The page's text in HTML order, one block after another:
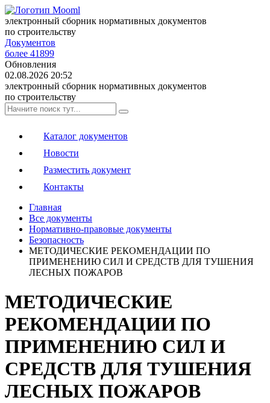
электронный сборник нормативных документов
по строительству
Документов
более 41899
Обновления
02.08.2026 20:52
электронный сборник нормативных документов
по строительству
Каталог документов
Новости
Разместить документ
Контакты
Главная
Все документы
Нормативно-правовые документы
Безопасность
МЕТОДИЧЕСКИЕ РЕКОМЕНДАЦИИ ПО
ПРИМЕНЕНИЮ СИЛ И СРЕДСТВ ДЛЯ ТУШЕНИЯ
ЛЕСНЫХ ПОЖАРОВ
МЕТОДИЧЕСКИЕ
РЕКОМЕНДАЦИИ ПО
ПРИМЕНЕНИЮ СИЛ И
СРЕДСТВ ДЛЯ ТУШЕНИЯ
ЛЕСНЫХ ПОЖАРОВ